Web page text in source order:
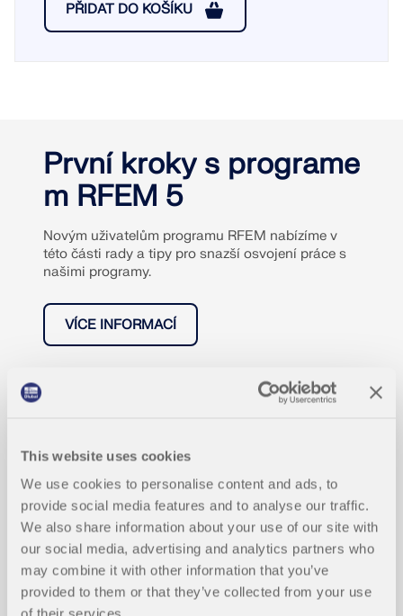
This website uses cookies
We use cookies to personalise content and ads, to
provide social media features and to analyse our traffic.
We also share information about your use of our site with
our social media, advertising and analytics partners who
may combine it with other information that you’ve
provided to them or that they’ve collected from your use
PŘIDAT DO KOŠÍKU
První kroky s programe
m RFEM 5
Novým uživatelům programu RFEM nabízíme v
této části rady a tipy pro snazší osvojení práce s
našimi programy.
VÍCE INFORMACÍ